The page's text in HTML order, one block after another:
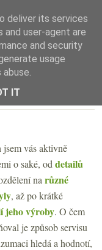
vás aktivně
o saké, od detailů
na různé
, až po krátké
jeho výroby. O čem
je způsob servisu
hledá a hodnotí,
deliver its services
and user-agent are
and security
usage
IT